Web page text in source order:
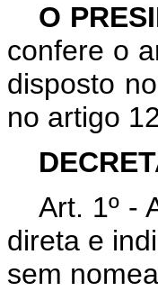
O
confere o
disposto
no artigo
Art. 1º -
direta e
sem